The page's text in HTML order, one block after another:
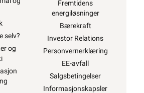
selv?
og
Fremtidens
energiløsninger
Bærekraft
Investor Relations
Personvernerklæring
EE-avfall
Salgsbetingelser
Informasjonskapsler